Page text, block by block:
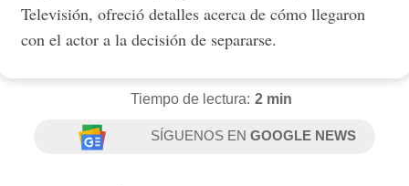
Televisión, ofreció detalles acerca de cómo llegaron
con el actor a la decisión de separarse.
Tiempo de lectura: 2 min
SÍGUENOS ENGOOGLE NEWS